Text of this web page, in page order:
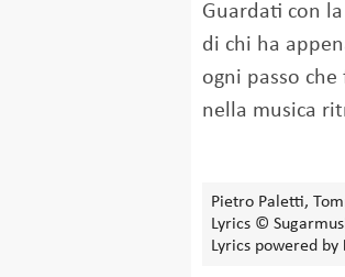
Guardati con
di chi ha
ogni passo
nella musica
Pietro Paletti,
Lyrics ©
Lyrics powered by